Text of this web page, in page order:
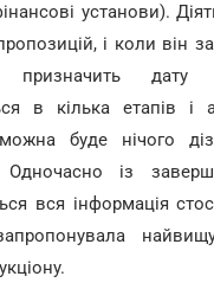
установи).
і коли він
призначить дату
в кілька етапів і
буде нічого
Одночасно із
вся інформація